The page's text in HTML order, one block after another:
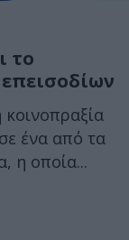
το
ένα από τα
η οποία...